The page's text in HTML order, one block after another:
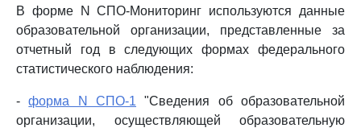
В форме N СПО-Мониторинг используются данные
образовательной организации, представленные за
отчетный год в следующих формах федерального
статистического наблюдения:
-форма N СПО-1 "Сведения об образовательной
организации, осуществляющей образовательную